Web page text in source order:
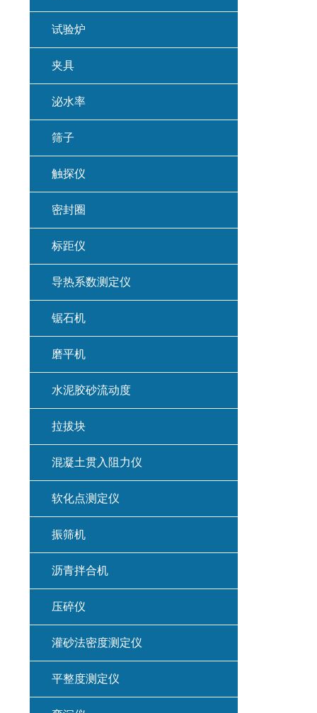
试验炉
夹具
泌水率
筛子
触探仪
密封圈
标距仪
导热系数测定仪
锯石机
磨平机
水泥胶砂流动度
拉拔块
混凝土贯入阻力仪
软化点测定仪
振筛机
沥青拌合机
压碎仪
灌砂法密度测定仪
平整度测定仪